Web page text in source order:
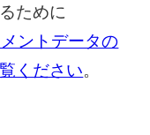
ために
ントデータの
ください。